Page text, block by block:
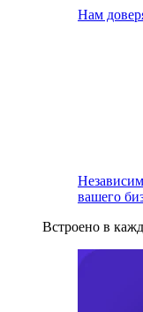
Нам
вашего
Встроено в